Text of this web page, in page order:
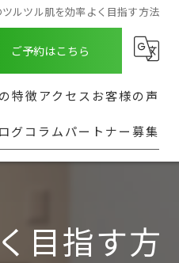
ルツル肌を効率よく目指す方法
ご予約はこちら
特徴 アクセス お客様の声
よくある質問
グコラムパートナー募集
目指す方